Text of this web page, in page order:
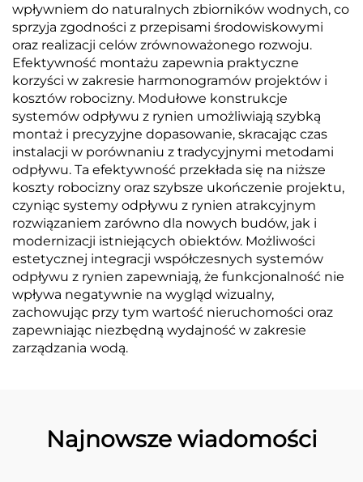
wpływniem do naturalnych zbiorników wodnych, co
sprzyja zgodności z przepisami środowiskowymi
oraz realizacji celów zrównoważonego rozwoju.
Efektywność montażu zapewnia praktyczne
korzyści w zakresie harmonogramów projektów i
kosztów robocizny. Modułowe konstrukcje
systemów odpływu z rynien umożliwiają szybką
montaż i precyzyjne dopasowanie, skracając czas
instalacji w porównaniu z tradycyjnymi metodami
odpływu. Ta efektywność przekłada się na niższe
koszty robocizny oraz szybsze ukończenie projektu,
czyniąc systemy odpływu z rynien atrakcyjnym
rozwiązaniem zarówno dla nowych budów, jak i
modernizacji istniejących obiektów. Możliwości
estetycznej integracji współczesnych systemów
odpływu z rynien zapewniają, że funkcjonalność nie
wpływa negatywnie na wygląd wizualny,
zachowując przy tym wartość nieruchomości oraz
zapewniając niezbędną wydajność w zakresie
zarządzania wodą.
Najnowsze wiadomości